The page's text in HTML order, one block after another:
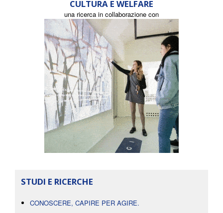
CULTURA E WELFARE
una ricerca in collaborazione con
STUDI E RICERCHE
CONOSCERE, CAPIRE PER AGIRE.